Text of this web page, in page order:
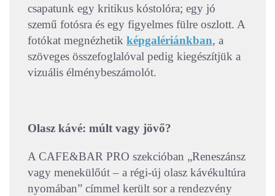
csapatunk egy kritikus kóstolóra; egy jó
szemű fotósra és egy figyelmes fülre oszlott. A
fotókat megnézhetik képgalériánkban, a
szöveges összefoglalóval pedig kiegészítjük a
vizuális élménybeszámolót.
Olasz kávé: múlt vagy jövő?
A CAFE&BAR PRO szekcióban „Reneszánsz
vagy menekülőút – a régi-új olasz kávékultúra
nyomában” címmel került sor a rendezvény